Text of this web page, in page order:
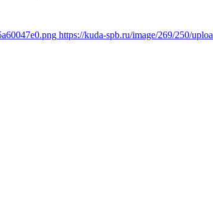
https://kuda-spb.ru/image/269/250/